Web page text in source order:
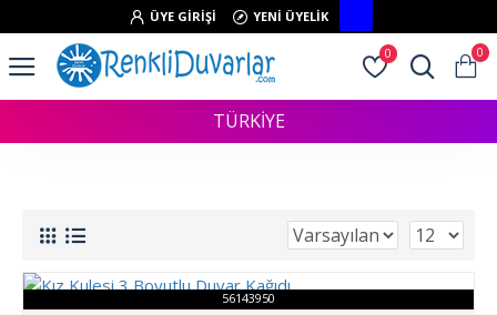
ÜYE GIRIŞI YENI ÜYELIK
0 0
TÜRKİYE
56143950